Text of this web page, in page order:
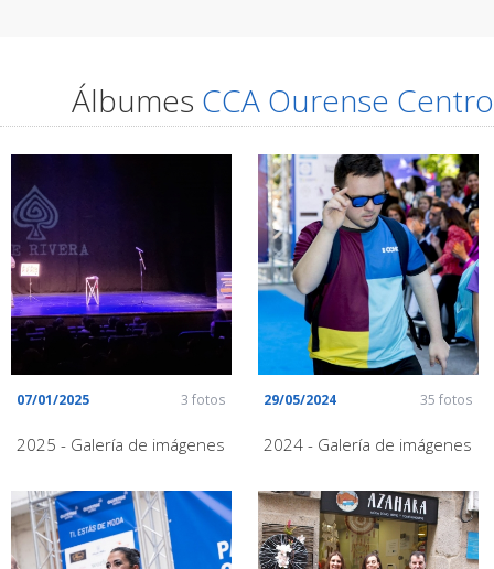
Álbumes CCA Ourense Centro
07/01/2025 3 fotos
2025 - Galería de imágenes
29/05/2024 35 fotos
2024 - Galería de imágenes